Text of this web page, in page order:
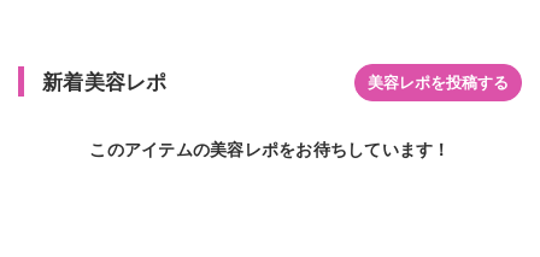
新着美容レポ 美容レポを投稿する
このアイテムの美容レポをお待ちしています！